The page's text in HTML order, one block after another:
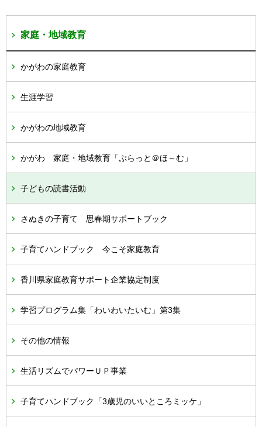
家庭・地域教育
かがわの家庭教育
生涯学習
かがわの地域教育
かがわ 家庭・地域教育「ぷらっと＠ほ～む」
子どもの読書活動
さぬきの子育て 思春期サポートブック
子育てハンドブック 今こそ家庭教育
香川県家庭教育サポート企業協定制度
学習プログラム集「わいわいたいむ」第3集
その他の情報
生活リズムでパワーＵＰ事業
子育てハンドブック「3歳児のいいところミッケ」